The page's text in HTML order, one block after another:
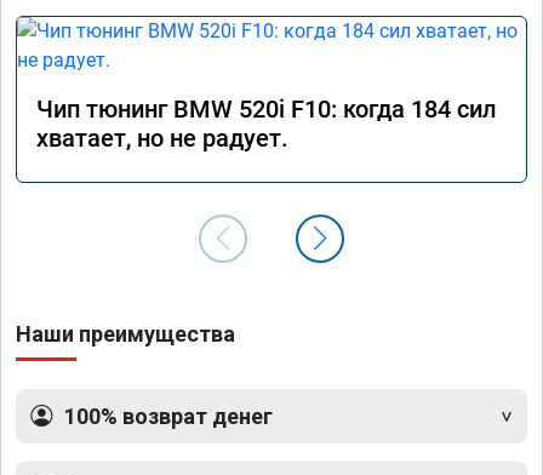
Чип тюнинг BMW 520i F10: когда 184 сил
хватает, но не радует.
Наши преимущества
100% возврат денег